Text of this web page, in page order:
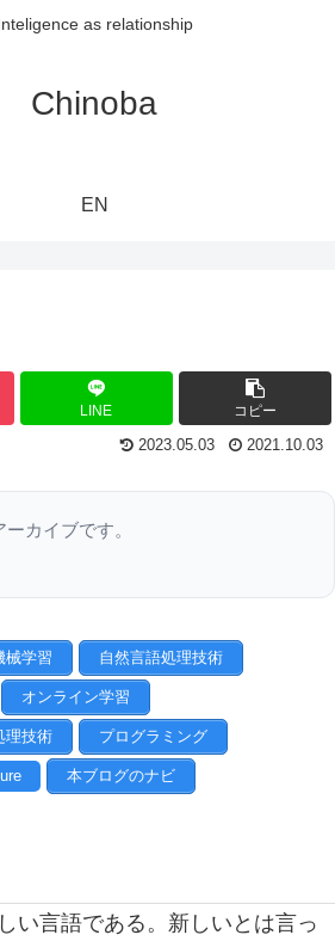
as relationship
Chinoba
EN
LINE コピー
2023.05.03 2021.10.03
カイブです。
械学習 自然言語処理技術
オンライン学習
理技術 プログラミング
本ブログのナビ
い言語である。新しいとは言っ